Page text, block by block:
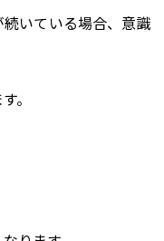
いている場合、意識
。